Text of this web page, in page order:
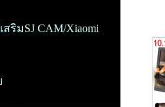
มSJ CAM/Xiaomi